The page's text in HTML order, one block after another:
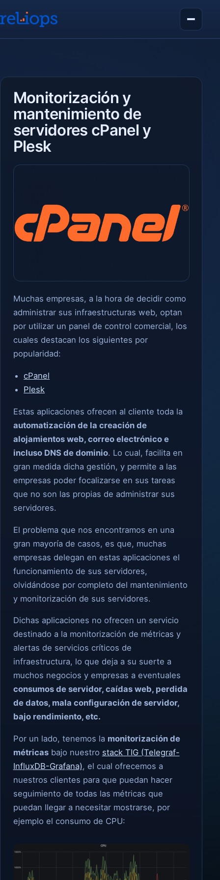
Monitorización y
mantenimiento de
servidores cPanel y
Plesk
Muchas empresas, a la hora de decidir como
administrar sus infraestructuras web, optan
por utilizar un panel de control comercial, los
cuales destacan los siguientes por
popularidad:
cPanel
Plesk
Estas aplicaciones ofrecen al cliente toda la
automatización de la creación de
alojamientos web, correo electrónico e
incluso DNS de dominio. Lo cual, facilita en
gran medida dicha gestión, y permite a las
empresas poder focalizarse en sus tareas
que no son las propias de administrar sus
servidores.
El problema que nos encontramos en una
gran mayoría de casos, es que, muchas
empresas delegan en estas aplicaciones el
funcionamiento de sus servidores,
olvidándose por completo del mantenimiento
y monitorización de sus servidores.
Dichas aplicaciones no ofrecen un servicio
destinado a la monitorización de métricas y
alertas de servicios críticos de
infraestructura, lo que deja a su suerte a
muchos negocios y empresas a eventuales
consumos de servidor, caídas web, perdida
de datos, mala configuración de servidor,
bajo rendimiento, etc.
Por un lado, tenemos la monitorización de
métricasbajo nuestro stack TIG (Telegraf-
InfluxDB-Grafana), el cual ofrecemos a
nuestros clientes para que puedan hacer
seguimiento de todas las métricas que
puedan llegar a necesitar mostrarse, por
ejemplo el consumo de CPU: